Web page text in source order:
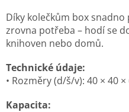
Díky kolečkům box
zrovna potřeba – hodí se
knihoven nebo domů.
Technické údaje:
• Rozměry (d/š/v): 40 × 40 ×
Kapacita: